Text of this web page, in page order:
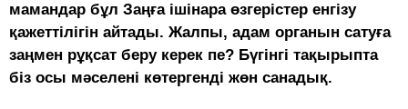
мамандар бұл Заңға ішінара өзгерістер енгізу
қажеттілігін айтады. Жалпы, адам органын сатуға
заңмен рұқсат беру керек пе? Бүгінгі тақырыпта
біз осы мәселені көтергенді жөн санадық.